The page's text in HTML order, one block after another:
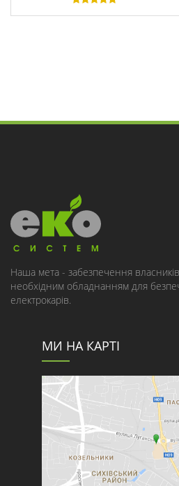
Наша мета - забезпечення
необхідним обладнанням для
електрокарів.
МИ НА КАРТІ